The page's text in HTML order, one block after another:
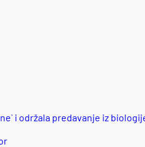
i održala predavanje iz